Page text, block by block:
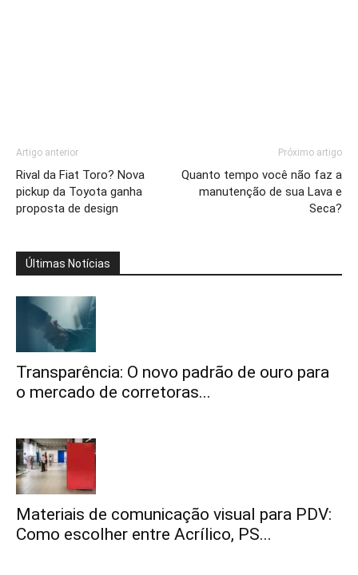
Artigo anterior
Rival da Fiat Toro? Nova
pickup da Toyota ganha
proposta de design
Próximo artigo
Quanto tempo você não faz a
manutenção de sua Lava e
Seca?
Últimas Notícias
Transparência: O novo padrão de ouro para
o mercado de corretoras...
Materiais de comunicação visual para PDV:
Como escolher entre Acrílico, PS...